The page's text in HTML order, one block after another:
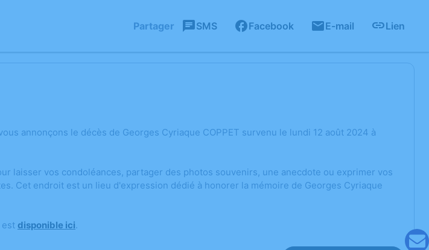
Partager SMS Facebook E-mail Lien
annonçons le décès de Georges Cyriaque COPPET survenu le lundi 12 août 2024 à
laisser vos condoléances, partager des photos souvenirs, une anecdote ou exprimer vos
Cet endroit est un lieu d'expression dédié à honorer la mémoire de Georges Cyriaque
est disponible ici.